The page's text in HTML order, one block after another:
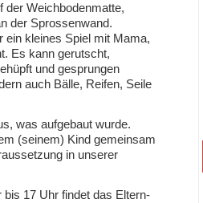
der Weichbodenmatte,
der Sprossenwand.
ein kleines Spiel mit Mama,
Es kann gerutscht,
und gesprungen
auch Bälle, Reifen, Seile
was aufgebaut wurde.
(seinem) Kind gemeinsam
in unserer
17 Uhr findet das Eltern-